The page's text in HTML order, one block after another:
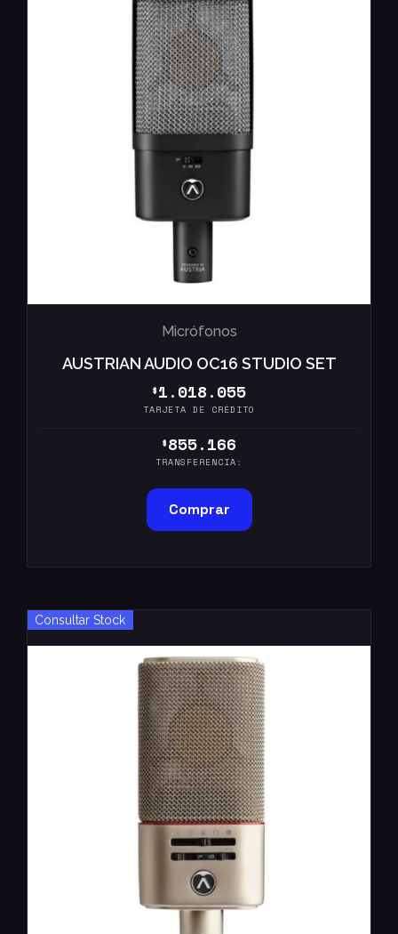
Micrófonos
AUSTRIAN AUDIO OC16 STUDIO SET
$1.018.055
TARJETA DE CRÉDITO
$855.166
TRANSFERENCIA:
Comprar
Consultar Stock